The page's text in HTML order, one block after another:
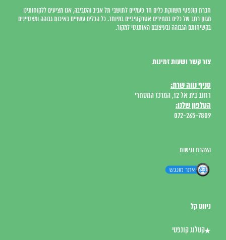
חברת קונפטי משווקת כלים חד פעמיים לתושבי תל אביב והסביבה, אנו מציעים ללקוחותינו
מגוון רחב של כלים במחירים אטרקטיביים במיוחד. כל הכלים עשויים באיכות גבוהה ומצטיינים
בקשיחותם הגבוהה ובעיצובם האותנטי למקור.
צור קשר ושעות זמינות
סניף נווה שרת:
רחוב בית אל 12, המרכז המסחרי
הטלפון שלנו:
072-265-7809
הצהרת נגישות
ניווט קל
קטלוג קונפטי